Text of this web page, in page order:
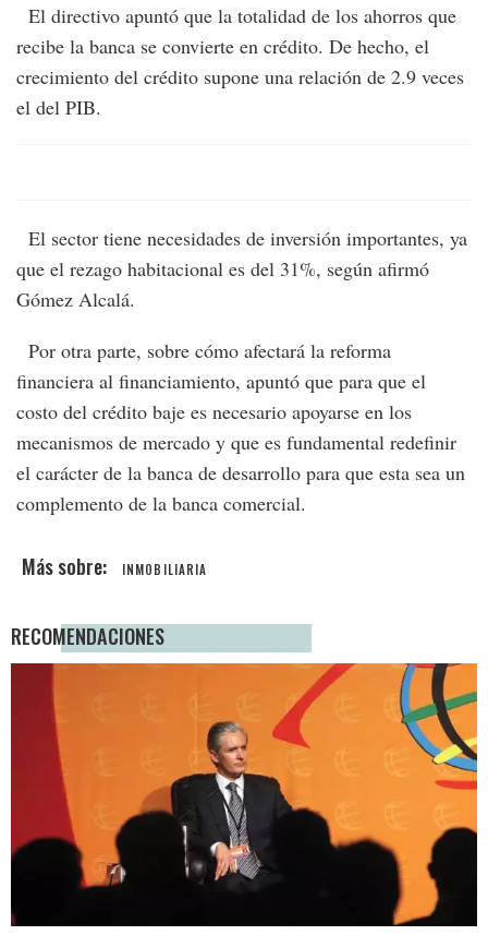
El directivo apuntó que la totalidad de los ahorros que
recibe la banca se convierte en crédito. De hecho, el
crecimiento del crédito supone una relación de 2.9 veces
el del PIB.
El sector tiene necesidades de inversión importantes, ya
que el rezago habitacional es del 31%, según afirmó
Gómez Alcalá.
Por otra parte, sobre cómo afectará la reforma
financiera al financiamiento, apuntó que para que el
costo del crédito baje es necesario apoyarse en los
mecanismos de mercado y que es fundamental redefinir
el carácter de la banca de desarrollo para que esta sea un
complemento de la banca comercial.
INMOBILIARIA
RECOMENDACIONES